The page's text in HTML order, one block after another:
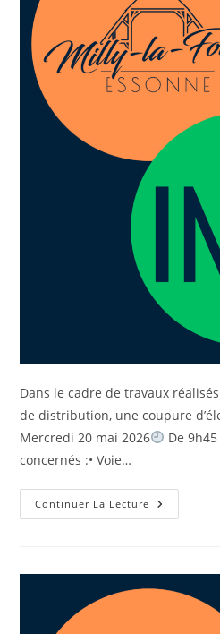
Dans le cadre de travaux
de distribution, une coupure
Mercredi 20 mai 2026
De
concernés :• Voie…
Continuer La Lecture